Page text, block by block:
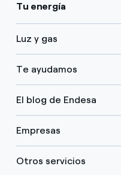
Tu energía
Luz y gas
Te ayudamos
El blog de Endesa
Empresas
Otros servicios